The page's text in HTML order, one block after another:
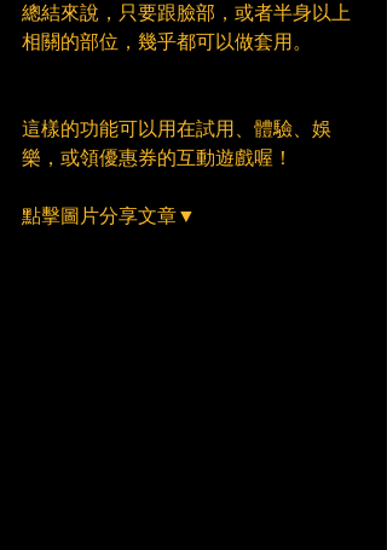
總結來說，只要跟臉部，或者半身以上
相關的部位，幾乎都可以做套用。
這樣的功能可以用在試用、體驗、娛
樂，或領優惠券的互動遊戲喔！
點擊圖片分享文章▼